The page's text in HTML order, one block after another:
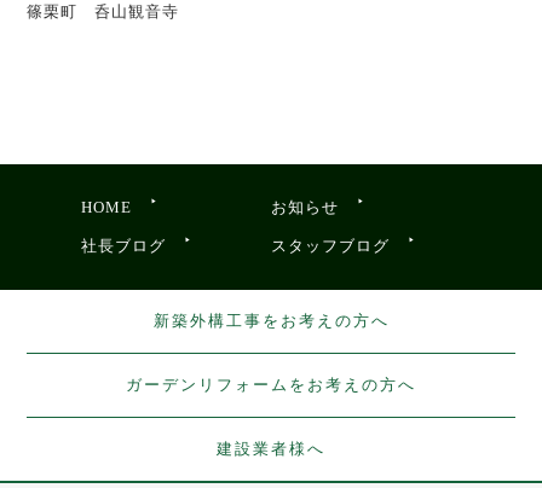
篠栗町 呑山観音寺
HOME お知らせ
社長ブログ スタッフブログ
新築外構工事をお考えの方へ
ガーデンリフォームをお考えの方へ
建設業者様へ